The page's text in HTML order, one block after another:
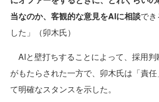
当なのか、客観的な意見をAIに相談で
した」（卯木氏）
AIと壁打ちすることによって、採用
がもたらされた一方で、卯木氏は「責
て明確なスタンスを示した。